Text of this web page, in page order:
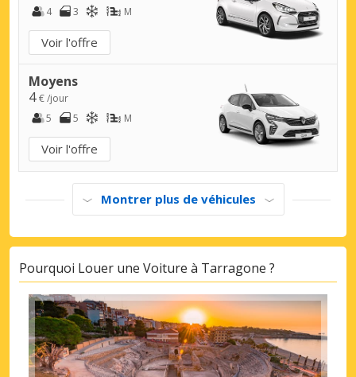
4
3 M
Voir l'offre
Moyens
4€ /jour
5
5 M
Voir l'offre
Montrer plus de véhicules
Pourquoi Louer une Voiture à Tarragone ?